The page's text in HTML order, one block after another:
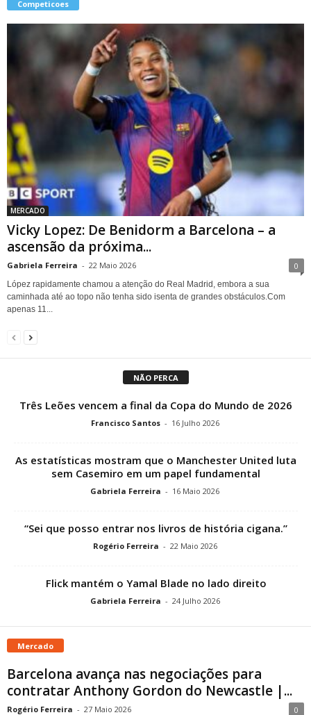
Competicoes
MERCADO
Vicky Lopez: De Benidorm a Barcelona – a
ascensão da próxima...
Gabriela Ferreira - 22 Maio 2026 0
López rapidamente chamou a atenção do Real Madrid, embora a sua
caminhada até ao topo não tenha sido isenta de grandes obstáculos.Com
apenas 11...
NÃO PERCA
Três Leões vencem a final da Copa do Mundo de 2026
Francisco Santos - 16 Julho 2026
As estatísticas mostram que o Manchester United luta
sem Casemiro em um papel fundamental
Gabriela Ferreira - 16 Maio 2026
“Sei que posso entrar nos livros de história cigana.”
Rogério Ferreira - 22 Maio 2026
Flick mantém o Yamal Blade no lado direito
Gabriela Ferreira - 24 Julho 2026
Mercado
Barcelona avança nas negociações para
contratar Anthony Gordon do Newcastle |...
Rogério Ferreira - 27 Maio 2026 0